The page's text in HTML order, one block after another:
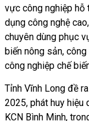
vực công nghiệp hỗ
dụng công nghệ
chuyên dùng phục
biến nông sản,
công nghiệp chế
Tỉnh Vĩnh Long đề
2025, phát huy
KCN Bình Minh,